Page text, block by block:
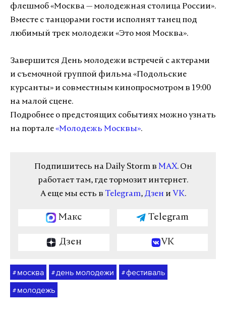
флешмоб «Москва — молодежная столица России».
Вместе с танцорами гости исполнят танец под
любимый трек молодежи «Это моя Москва».
Завершится День молодежи встречей с актерами
и съемочной группой фильма «Подольские
курсанты» и совместным кинопросмотром в 19:00
на малой сцене.
Подробнее о предстоящих событиях можно узнать
на портале«Молодежь Москвы».
Подпишитесь на Daily Storm в MAX. Он
работает там, где тормозит интернет.
А еще мы есть в Telegram, Дзен и VK.
Макс Telegram
Дзен VK
# москва # день молодежи #фестиваль
# молодежь